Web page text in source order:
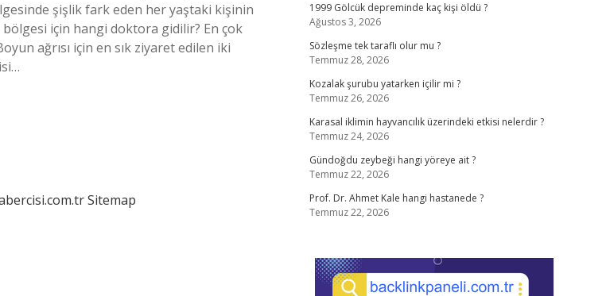
şişlik fark eden her yaştaki kişinin
için hangi doktora gidilir? En çok
ağrısı için en sık ziyaret edilen iki
Sitemap
1999 Gölcük depreminde kaç kişi öldü ?
Ağustos 3, 2026
Sözleşme tek taraflı olur mu ?
Temmuz 28, 2026
Kozalak şurubu yatarken içilir mi ?
Temmuz 26, 2026
Karasal iklimin hayvancılık üzerindeki etkisi nelerdir ?
Temmuz 24, 2026
Gündoğdu zeybeği hangi yöreye ait ?
Temmuz 22, 2026
Prof. Dr. Ahmet Kale hangi hastanede ?
Temmuz 22, 2026